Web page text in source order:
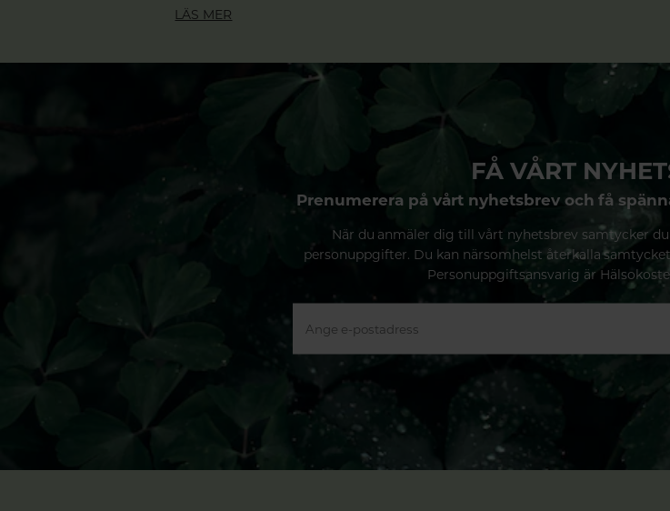
LÄS MER
FÅ VÅRT
Prenumerera på vårt nyhetsbrev och få
När du anmäler dig till vårt nyhetsbrev samtycker
personuppgifter. Du kan närsomhelst återkalla
Personuppgiftsansvarig är